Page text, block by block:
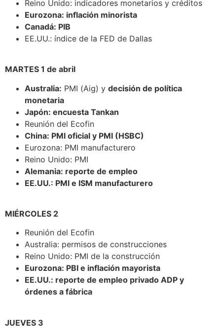
Reino Unido: indicadores monetarios y créditos
Eurozona: inflación minorista
Canadá: PIB
EE.UU.: índice de la FED de Dallas
MARTES 1 de abril
Australia: PMI (Aig) y decisión de política
monetaria
Japón: encuesta Tankan
Reunión del Ecofin
China: PMI oficial y PMI (HSBC)
Eurozona: PMI manufacturero
Reino Unido: PMI
Alemania: reporte de empleo
EE.UU.: PMI e ISM manufacturero
MIÉRCOLES 2
Reunión del Ecofin
Australia: permisos de construcciones
Reino Unido: PMI de la construcción
Eurozona: PBI e inflación mayorista
EE.UU.: reporte de empleo privado ADP y
órdenes a fábrica
JUEVES 3